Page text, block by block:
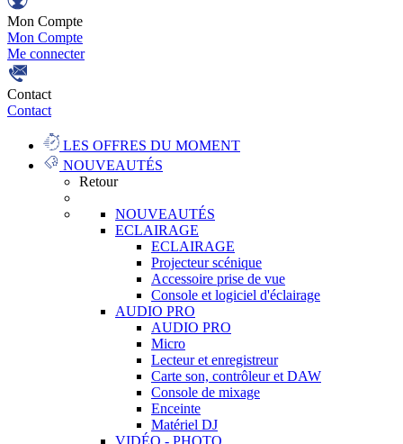
Mon Compte
Mon Compte
Me connecter
Contact
Contact
LES OFFRES DU MOMENT
NOUVEAUTÉS
Retour
NOUVEAUTÉS
ECLAIRAGE
ECLAIRAGE
Projecteur scénique
Accessoire prise de vue
Console et logiciel d'éclairage
AUDIO PRO
AUDIO PRO
Micro
Lecteur et enregistreur
Carte son, contrôleur et DAW
Console de mixage
Enceinte
Matériel DJ